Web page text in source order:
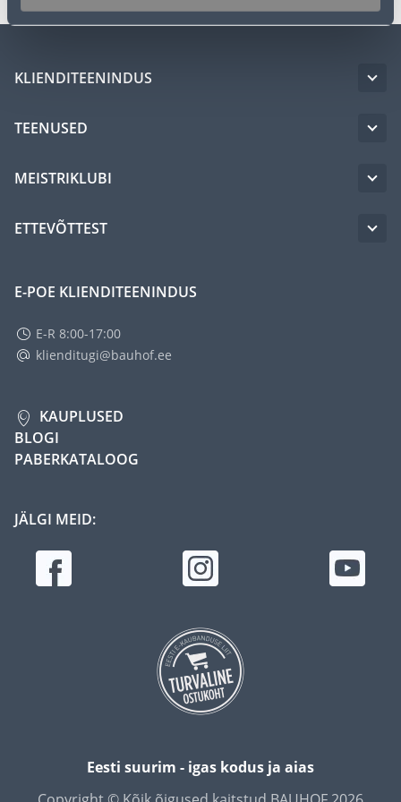
KLIENDITEENINDUS
TEENUSED
MEISTRIKLUBI
ETTEVÕTTEST
E-POE KLIENDITEENINDUS
E-R 8:00-17:00
klienditugi@bauhof.ee
KAUPLUSED
BLOGI
PABERKATALOOG
JÄLGI MEID:
Eesti suurim - igas kodus ja aias